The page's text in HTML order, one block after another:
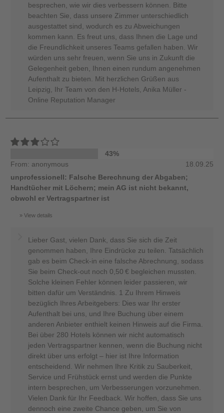
besprechen, wie wir dies verbessern können. Bitte
beachten Sie, dass unsere Zimmer unterschiedlich
ausgestattet sind, wodurch es zu Abweichungen
kommen kann. Es freut uns, dass Ihnen die Lage und
die Freundlichkeit unseres Teams gefallen haben. Wir
würden uns sehr freuen, wenn Sie uns in Zukunft die
Gelegenheit geben, Ihnen einen rundum angenehmen
Aufenthalt zu bieten. Mit herzlichen Grüßen aus
Leipzig, Ihr Team von den H-Hotels, Anika Müller -
Online Reputation Manager
43%
From: anonymous
18.09.25
unprofessionell: Falsche Berechnung der Abgaben;
Handtücher mit Löchern; mein AG ist nicht bekannt,
obwohl er Vertragspartner ist
View details
Lieber Gast, vielen Dank, dass Sie sich die Zeit
genommen haben, Ihre Eindrücke zu teilen. Tatsächlich
gab es beim Check-in eine falsche Abrechnung, sodass
Sie beim Check-out noch 0,50 € begleichen mussten.
Solche kleinen Fehler können leider passieren, wir
bitten dafür um Verständnis. 1 Zu Ihrem Hinweis
bezüglich Ihres Arbeitgebers: Dies war Ihr erster
Aufenthalt bei uns, und Ihre Buchung über einem
anderen Anbieter enthielt keinen Hinweis auf die Firma.
Bei über 280 Hotels können wir nicht automatisch
jeden Vertragspartner kennen, wenn die Buchung nicht
direkt über uns erfolgt – hier ist Ihre Information
entscheidend. Wir nehmen Ihre Kritik zu Sauberkeit,
Service und Frühstück ernst und werden die Punkte
intern besprechen, um Verbesserungen vorzunehmen.
Vielen Dank für Ihr Feedback. Wir hoffen, dass Sie uns
dennoch eine zweite Chance geben, um Sie von